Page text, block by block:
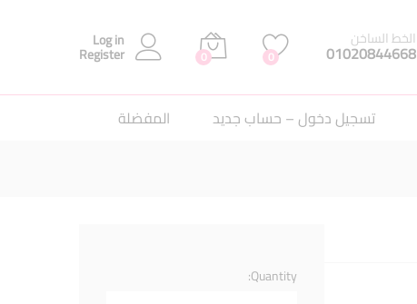
الخط الساخن
01020844668
0
0
Log in
Register
تسجيل دخول – حساب جديد المفضلة
Quantity: